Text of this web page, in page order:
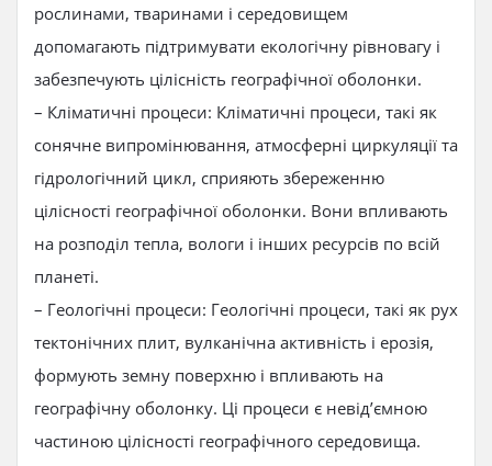
рослинами, тваринами і середовищем
допомагають підтримувати екологічну рівновагу і
забезпечують цілісність географічної оболонки.
– Кліматичні процеси: Кліматичні процеси, такі як
сонячне випромінювання, атмосферні циркуляції та
гідрологічний цикл, сприяють збереженню
цілісності географічної оболонки. Вони впливають
на розподіл тепла, вологи і інших ресурсів по всій
планеті.
– Геологічні процеси: Геологічні процеси, такі як рух
тектонічних плит, вулканічна активність і ерозія,
формують земну поверхню і впливають на
географічну оболонку. Ці процеси є невід’ємною
частиною цілісності географічного середовища.